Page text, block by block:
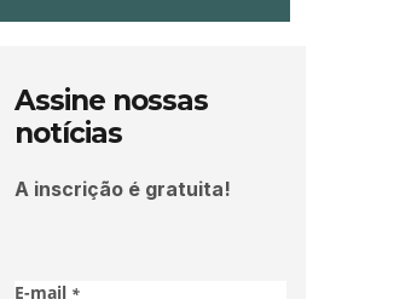
Assine nossas
notícias
A inscrição é gratuita!